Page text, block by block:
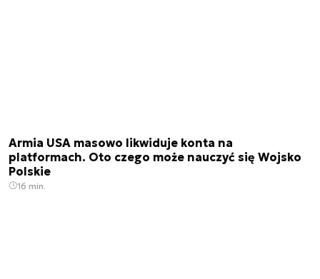
Armia USA masowo likwiduje konta na
platformach. Oto czego może nauczyć się Wojsko
Polskie
16 min.